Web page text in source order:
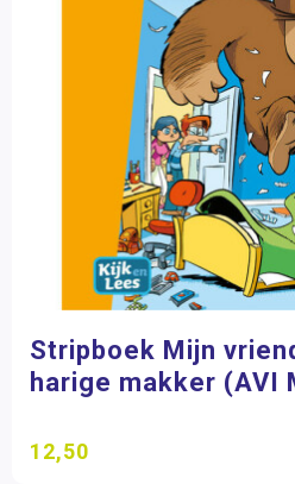
Stripboek Mijn
harige makker (AVI
12,50